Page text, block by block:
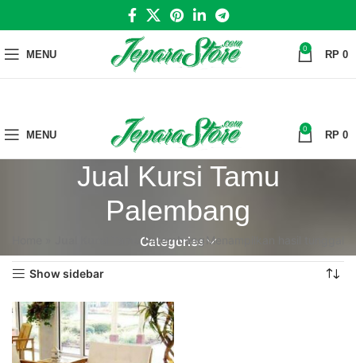
MENU 0 RP 0
MENU 0 RP 0
Jual Kursi Tamu
Palembang
Categories
Jual Kursi Tamu Palembang Menampilkan hasil tunggal
Show sidebar